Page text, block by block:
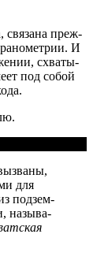
свя­за­на преж­
И
схва­ты­
под собой
для
под­зем­
назы­ва­